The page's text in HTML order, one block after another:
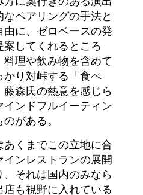
ペアリングの手法と
に、ゼロベースの発
してくれるところ
理や飲み物を含めて
り対峠する「食べ
森氏の熱意を感じら
ンドフルイーティン
がある。
あくまでこの立地に合
ンレストランの展開
それは国内のみなら
も視野に入れている